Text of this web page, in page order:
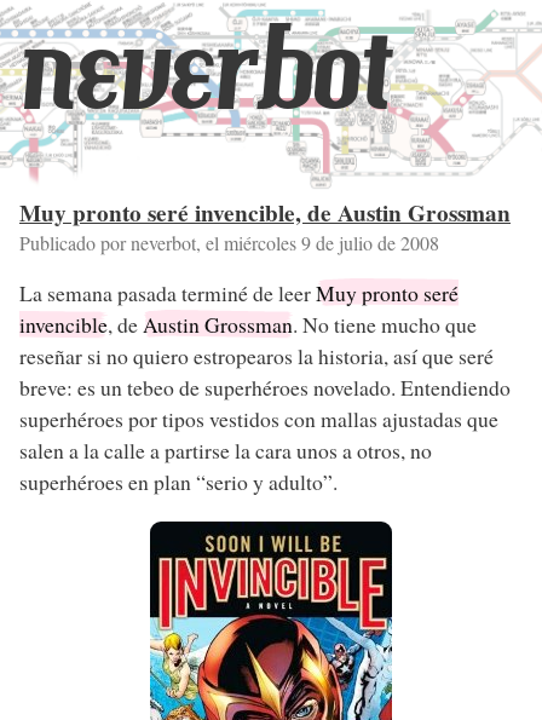
neverbot
Muy pronto seré invencible, de Austin Grossman
Publicado por neverbot, el miércoles 9 de julio de 2008
La semana pasada terminé de leerMuy pronto seré
invencible, de Austin Grossman. No tiene mucho que
reseñar si no quiero estropearos la historia, así que seré
breve: es un tebeo de superhéroes novelado. Entendiendo
superhéroes por tipos vestidos con mallas ajustadas que
salen a la calle a partirse la cara unos a otros, no
superhéroes en plan “serio y adulto”.